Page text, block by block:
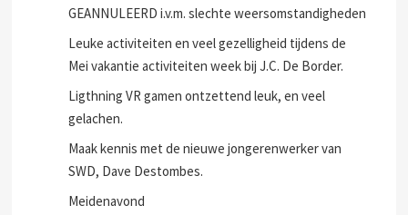
GEANNULEERD i.v.m. slechte weersomstandigheden
Leuke activiteiten en veel gezelligheid tijdens de
Mei vakantie activiteiten week bij J.C. De Border.
Ligthning VR gamen ontzettend leuk, en veel
gelachen.
Maak kennis met de nieuwe jongerenwerker van
SWD, Dave Destombes.
Meidenavond